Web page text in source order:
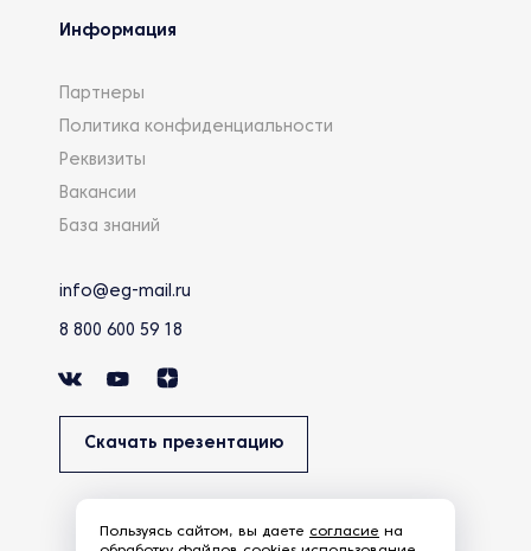
Информация
Партнеры
Политика конфиденциальности
Реквизиты
Вакансии
База знаний
info@eg-mail.ru
8 800 600 59 18
Скачать презентацию
Пользуясь сайтом, вы даете согласие на